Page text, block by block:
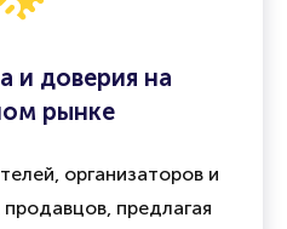
и доверия на
рынке
организаторов и
предлагая